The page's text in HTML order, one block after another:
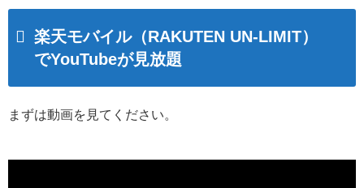
楽天モバイル（RAKUTEN UN-LIMIT）
でYouTubeが見放題
まずは動画を見てください。